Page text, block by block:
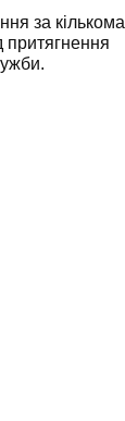
за кількома
притягнення